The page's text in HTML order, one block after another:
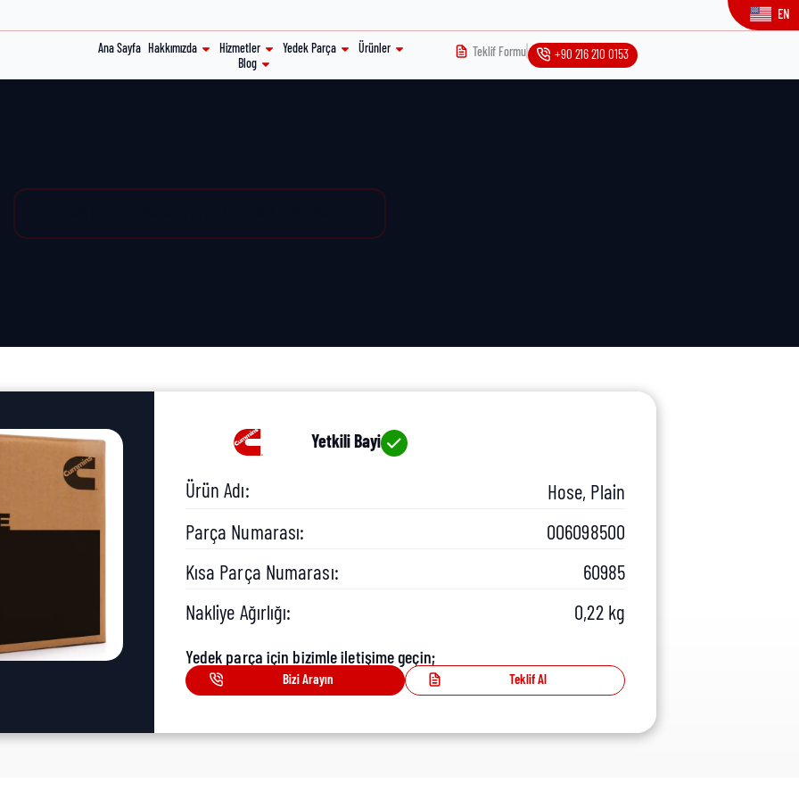
EN
Ana Sayfa Hakkımızda Hizmetler Yedek Parça
Ürünler
Blog
Teklif Formu +90 216 210 0153
Yetkili Bayi
Ürün Adı:
Hose, Plain
Parça Numarası:
006098500
Kısa Parça Numarası:
60985
Nakliye Ağırlığı:
0,22 kg
Yedek parça için bizimle iletişime geçin;
Bizi Arayın Teklif Al